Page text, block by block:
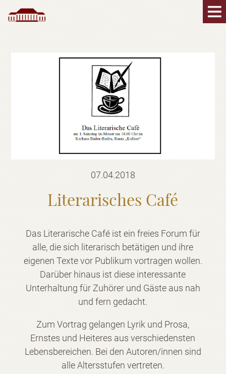
07.04.2018
Literarisches Café
Das Literarische Café ist ein freies Forum für
alle, die sich literarisch betätigen und ihre
eigenen Texte vor Publikum vortragen wollen.
Darüber hinaus ist diese interessante
Unterhaltung für Zuhörer und Gäste aus nah
und fern gedacht.
Zum Vortrag gelangen Lyrik und Prosa,
Ernstes und Heiteres aus verschiedensten
Lebensbereichen. Bei den Autoren/innen sind
alle Altersstufen vertreten.